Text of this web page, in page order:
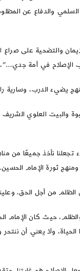
والدفاع عن
والتضحية على
الإصلاح في أمة
يضيء الدرب، وسارية
والبيت العلوي
نأخذ جميعًا من
ثورة الإمام الحسين.
من أجل الحق،
حيث كان الإمام
الحياة، ولا يعني أن